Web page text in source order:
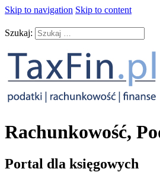
Skip to navigation Skip to content
Szukaj:
Rachunkowość,
Portal dla księgowych